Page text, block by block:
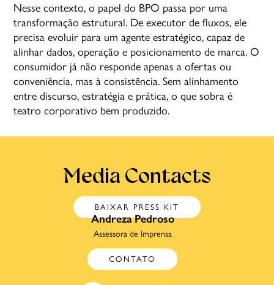
Nesse contexto, o papel do BPO passa por uma
transformação estrutural. De executor de fluxos, ele
precisa evoluir para um agente estratégico, capaz de
alinhar dados, operação e posicionamento de marca. O
consumidor já não responde apenas a ofertas ou
conveniência, mas à consistência. Sem alinhamento
entre discurso, estratégia e prática, o que sobra é
teatro corporativo bem produzido.
Media Contacts
BAIXAR PRESS KIT
Andreza Pedroso
Assessora de Imprensa
CONTATO